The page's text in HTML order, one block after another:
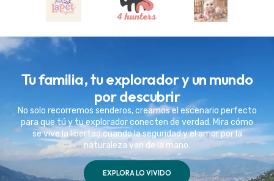
Tu familia, tu explorador y un mundo
por descubrir
No solo recorremos senderos, creamos el escenario perfecto
para que tú y tu explorador conecten de verdad. Mira cómo
se vive la libertad cuando la seguridad y el amor por la
naturaleza van de la mano.
EXPLORA LO VIVIDO